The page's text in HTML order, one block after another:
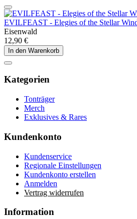
EVILFEAST - Elegies of the Stellar
Eisenwald
12,90 €
In den Warenkorb
Kategorien
Tonträger
Merch
Exklusives & Rares
Kundenkonto
Kundenservice
Regionale Einstellungen
Kundenkonto erstellen
Anmelden
Vertrag widerrufen
Information